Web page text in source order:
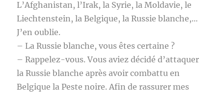
L’Afghanistan, l’Irak, la Syrie, la Moldavie, le
Liechtenstein, la Belgique, la Russie blanche,…
J’en oublie.
– La Russie blanche, vous êtes certaine ?
– Rappelez-vous. Vous aviez décidé d’attaquer
la Russie blanche après avoir combattu en
Belgique la Peste noire. Afin de rassurer mes